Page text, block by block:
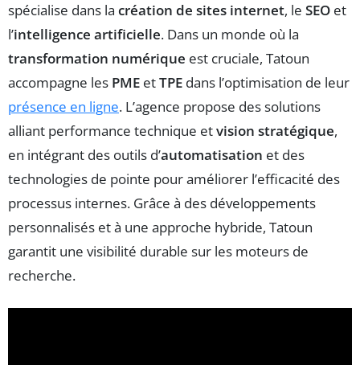
spécialise dans la création de sites internet, le SEO et
l’intelligence artificielle. Dans un monde où la
transformation numérique est cruciale, Tatoun
accompagne les PME etTPE dans l’optimisation de leur
présence en ligne. L’agence propose des solutions
alliant performance technique etvision stratégique,
en intégrant des outils d’automatisation et des
technologies de pointe pour améliorer l’efficacité des
processus internes. Grâce à des développements
personnalisés et à une approche hybride, Tatoun
garantit une visibilité durable sur les moteurs de
recherche.